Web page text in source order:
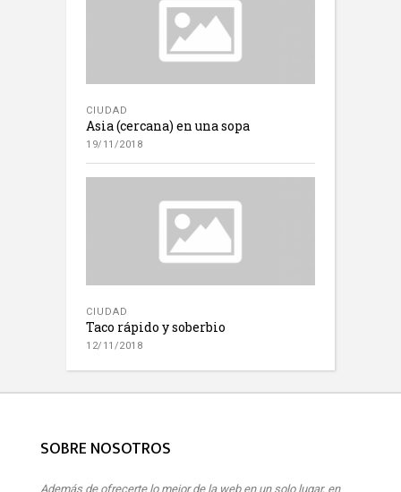
CIUDAD
Asia (cercana) en una sopa
19/11/2018
CIUDAD
Taco rápido y soberbio
12/11/2018
SOBRE NOSOTROS
Además de ofrecerte lo mejor de la web en un solo lugar, en